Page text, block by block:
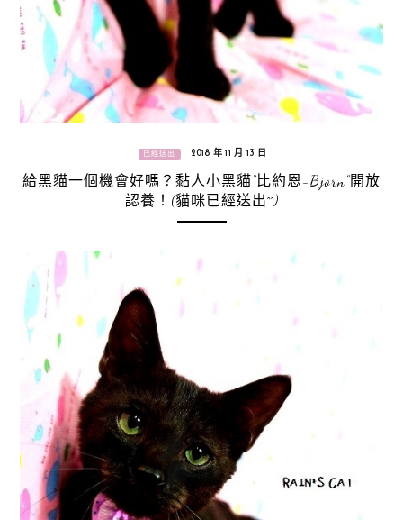
已經送出 2018 年 11 月 13 日
給黑貓一個機會好嗎？黏人小黑貓“比約恩-Bjorn”開放
認養！(貓咪已經送出^^)